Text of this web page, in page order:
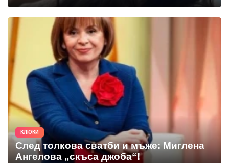
КЛЮКИ
След толкова сватби и мъже: Миглена
Ангелова „скъса джоба“!